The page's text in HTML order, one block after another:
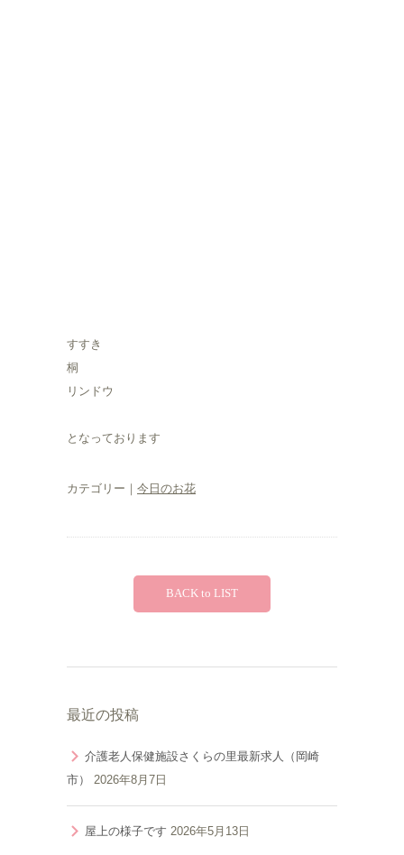
すすき
桐
リンドウ
となっております
カテゴリー｜ 今日のお花
BACK to LIST
最近の投稿
介護老人保健施設さくらの里最新求人（岡崎
市）
2026年8月7日
屋上の様子です 2026年5月13日